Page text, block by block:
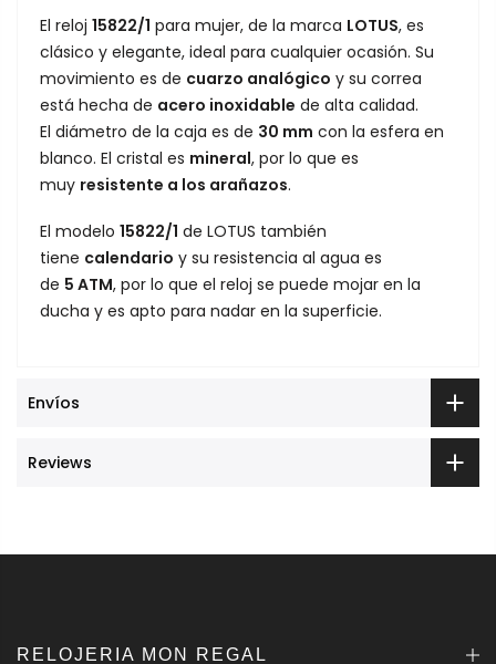
El reloj 15822/1 para mujer, de la marca LOTUS, es
clásico y elegante, ideal para cualquier ocasión. Su
movimiento es de cuarzo analógico y su correa
está hecha de acero inoxidable de alta calidad.
El diámetro de la caja es de 30 mm con la esfera en
blanco. El cristal es mineral, por lo que es
muy resistente a los arañazos.
El modelo 15822/1 de LOTUS también
tiene calendario y su resistencia al agua es
de 5 ATM, por lo que el reloj se puede mojar en la
ducha y es apto para nadar en la superficie.
Envíos
Reviews
RELOJERIA MON REGAL